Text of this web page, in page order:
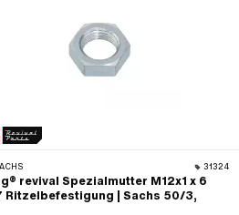
31324
revival Spezialmutter M12x1 x 6
Ritzelbefestigung | Sachs 50/3,